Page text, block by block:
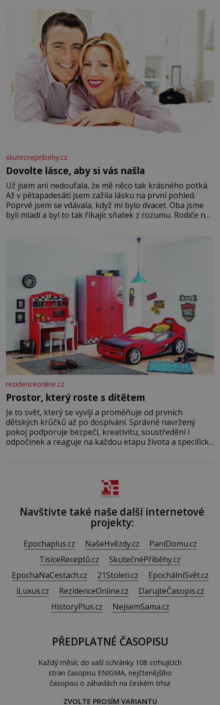
se na koloběžce a den zakončit poznáváním památek ve
Velkých Losinách nebo v termálním
skutecnepribehy.cz
Dovolte lásce, aby si vás našla
Už jsem ani nedoufala, že mě něco tak krásného potká.
Až v pětapadesáti jsem zažila lásku na první pohled.
Poprvé jsem se vdávala, když mi bylo dvacet. Oba jsme
byli mladí a byl to tak říkajíc sňatek z rozumu. Rodiče nás
rezidenceonline.cz
Prostor, který roste s dítětem
Je to svět, který se vyvíjí a proměňuje od prvních
dětských krůčků až po dospívání. Správně navržený
pokoj podporuje bezpečí, kreativitu, soustředění i
odpočinek a reaguje na každou etapu života a specifické
Navštivte také naše další internetové
projekty:
Epochaplus.cz NašeHvězdy.cz
PaníDomu.cz
TisíceReceptů.cz
SkutečnéPříběhy.cz
EpochaNaCestach.cz
21Stoleti.cz
EpochálníSvět.cz
iLuxus.cz
RezidenceOnline.cz
DarujteČasopis.cz
HistoryPlus.cz
NejsemSama.cz
PŘEDPLATNÉ ČASOPISU
Každý měsíc do vaší schránky 108 strhujících
stran časopisu ENIGMA, nejčtenějšího
časopisu o záhadách na českém trhu!
ZVOLTE PROSÍM VARIANTU